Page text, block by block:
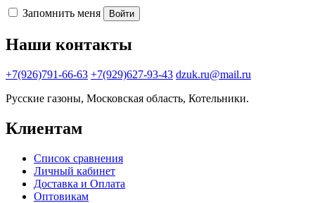
Запомнить меня Войти
Наши контакты
+7(926)791-66-63 +7(929)627-93-43 dzuk.ru@mail.ru
Русские газоны, Московская область, Котельники.
Клиентам
Список сравнения
Личный кабинет
Доставка и Оплата
Оптовикам